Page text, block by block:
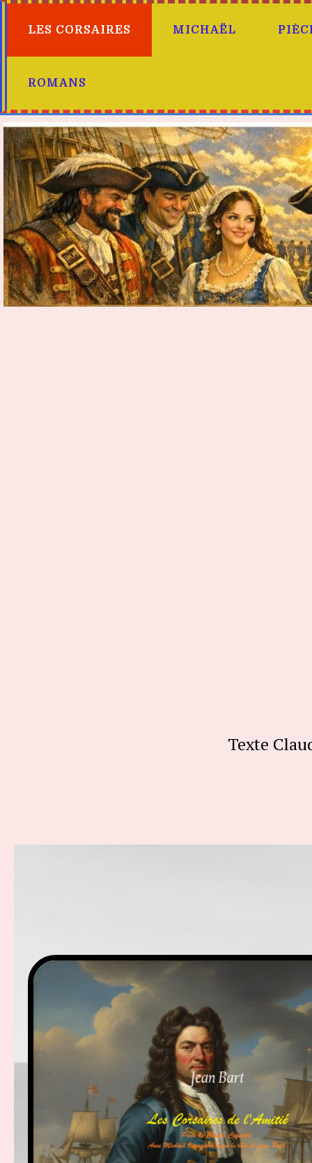
LES CORSAIRES MICHAËL
ROMANS
Texte